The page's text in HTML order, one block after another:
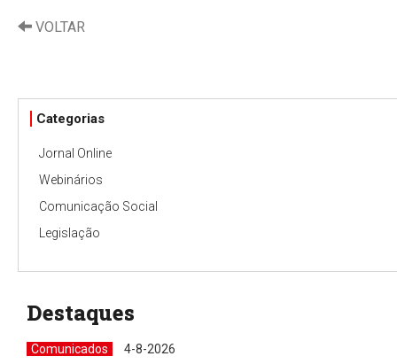
VOLTAR
Categorias
Jornal Online
Webinários
Comunicação Social
Legislação
Destaques
Comunicados 4-8-2026